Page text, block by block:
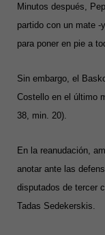
Minutos después,
partido con un mate -
para poner en pie a
Sin embargo, el
Costello en el último
38, min. 20).
En la reanudación,
anotar ante las
disputados de tercer
Tadas Sedekerskis.